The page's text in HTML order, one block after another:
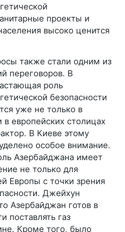
проекты и
высоко ценится
также стали одним из
переговоров. В
роль
безопасности
уже не только в
в европейских столицах
В Киеве этому
особое внимание.
Азербайджана имеет
не только для
Европы с точки зрения
Джейхун
Азербайджан готов в
поставлять газ
Кроме того, было